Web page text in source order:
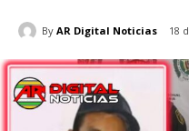
By AR Digital Noticias 18